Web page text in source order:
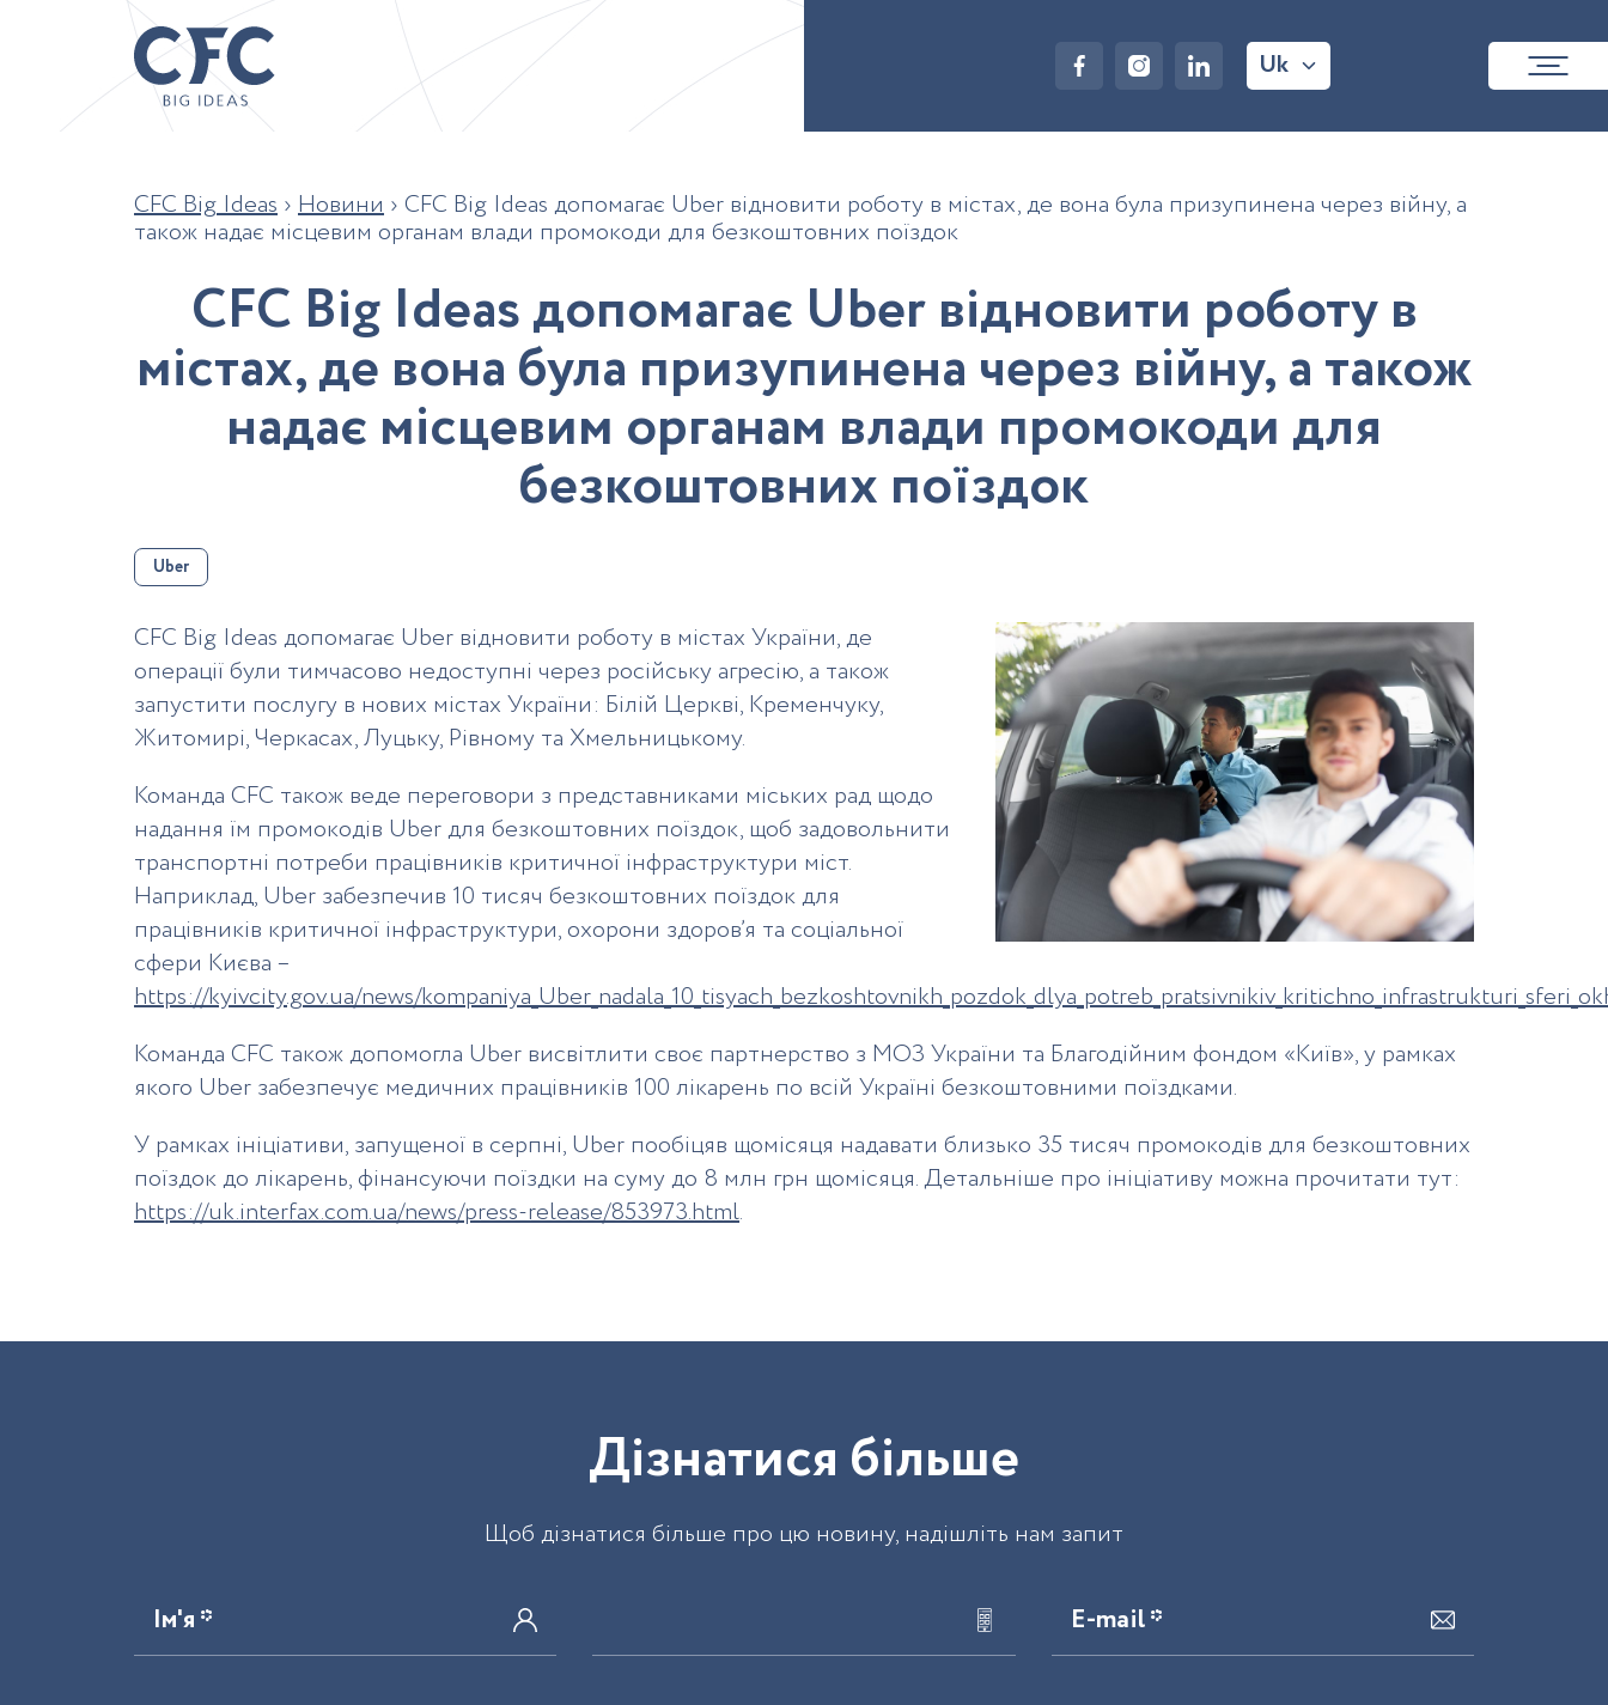
Uk
CFC Big Ideas › Новини › CFC Big Ideas допомагає Uber відновити роботу в містах, де вона була призупинена через війну, а
також надає місцевим органам влади промокоди для безкоштовних поїздок
CFC Big Ideasдопомагає Uberвідновити роботув
містах,де вонабула призупинена через війну,атакож
надає місцевим органам влади промокоди для
безкоштовних поїздок
Uber
CFC Big Ideas допомагає Uber відновити роботу в містах України, де
операції були тимчасово недоступні через російську агресію, а також
запустити послугу в нових містах України: Білій Церкві, Кременчуку,
Житомирі, Черкасах, Луцьку, Рівному та Хмельницькому.
Команда CFC також веде переговори з представниками міських рад щодо
надання їм промокодів Uber для безкоштовних поїздок, щоб задовольнити
транспортні потреби працівників критичної інфраструктури міст.
Наприклад, Uber забезпечив 10 тисяч безкоштовних поїздок для
працівників критичної інфраструктури, охорони здоров’я та соціальної
сфери Києва –
https://kyivcity.gov.ua/news/
Команда CFC також допомогла Uber висвітлити своє партнерство з МОЗ України та Благодійним фондом «Київ», у рамках
якого Uber забезпечує медичних працівників 100 лікарень по всій Україні безкоштовними поїздками.
У рамках ініціативи, запущеної в серпні, Uber пообіцяв щомісяця надавати близько 35 тисяч промокодів для безкоштовних
поїздок до лікарень, фінансуючи поїздки на суму до 8 млн грн щомісяця. Детальніше про ініціативу можна прочитати тут:
https://uk.interfax.com.ua/news/press-release/853973.html.
Дізнатися більше
Щоб дізнатися більше про цю новину, надішліть нам запит
Ім'я * E-mail *